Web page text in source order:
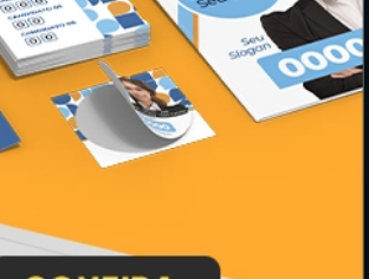
cartão de crédito terá valor adicional.
prazo poderão ter acréscimo.
a emissão de acordo com prestador de
legislação pertinente.